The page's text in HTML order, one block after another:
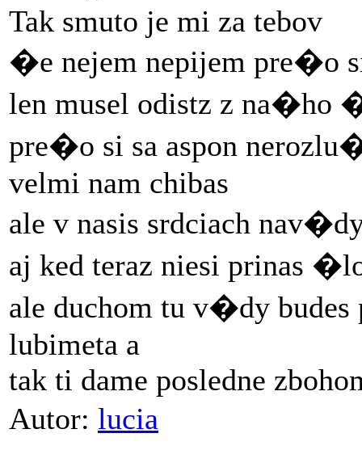
Tak smuto je mi za tebov
�e nejem nepijem pre�o
len musel odistz z na�ho
pre�o si sa aspon
velmi nam chibas
ale v nasis srdciach
aj ked teraz niesi prinas
ale duchom tu v�dy budes
lubimeta a
tak ti dame posledne
Autor: lucia